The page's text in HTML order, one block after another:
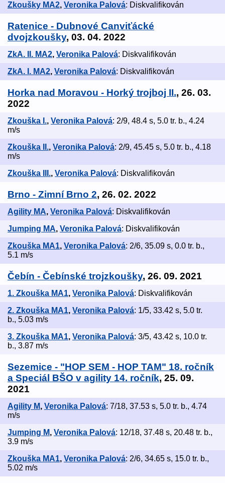
Zkoušky MA2, Veronika Palová: Diskvalifikován
Ratenice - Dubnové Canviťácké
dvojzkoušky, 03. 04. 2022
ZkA. II. MA2, Veronika Palová: Diskvalifikován
ZkA. I. MA2, Veronika Palová: Diskvalifikován
Horka nad Moravou - Horký trojboj II., 26. 03.
2022
Zkouška I., Veronika Palová: 2/9, 48.4 s, 5.0 tr. b., 4.24
m/s
Zkouška II., Veronika Palová: 2/9, 45.45 s, 5.0 tr. b., 4.18
m/s
Zkouška III., Veronika Palová: Diskvalifikován
Brno - Zimní Brno 2, 26. 02. 2022
Agility MA, Veronika Palová: Diskvalifikován
Jumping MA, Veronika Palová: Diskvalifikován
Zkouška MA1, Veronika Palová: 2/6, 35.09 s, 0.0 tr. b.,
5.1 m/s
Čebín - Čebínské trojzkoušky, 26. 09. 2021
1. Zkouška MA1, Veronika Palová: Diskvalifikován
2. Zkouška MA1, Veronika Palová: 1/5, 33.42 s, 5.0 tr.
b., 5.03 m/s
3. Zkouška MA1, Veronika Palová: 3/5, 43.42 s, 10.0 tr.
b., 3.87 m/s
Sezemice - "HOP SEM - HOP TAM" 18. ročník
a Speciál BŠO v agility 14. ročník, 25. 09.
2021
Agility M, Veronika Palová: 7/18, 37.53 s, 5.0 tr. b., 4.74
m/s
Jumping M, Veronika Palová: 12/18, 37.48 s, 20.48 tr. b.,
3.9 m/s
Zkouška MA1, Veronika Palová: 2/6, 34.65 s, 15.0 tr. b.,
5.02 m/s